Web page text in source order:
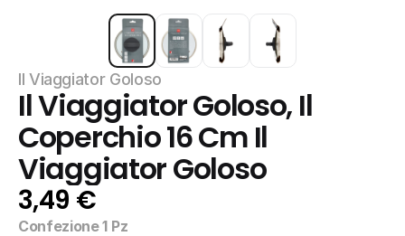
Il Viaggiator Goloso
Il Viaggiator Goloso, Il
Coperchio 16 Cm Il
Viaggiator Goloso
3,49 €
Confezione 1 Pz